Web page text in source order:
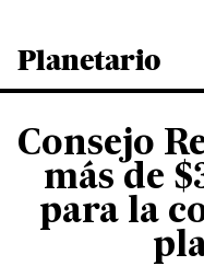
Planetario
Consejo
más de
para la